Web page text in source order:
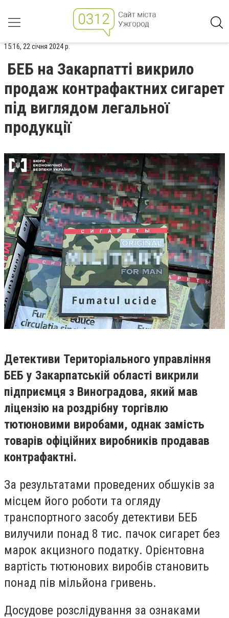
15:16, 22 січня 2024 р.
БЕБ на Закарпатті викрило
продаж контрафактних сигарет
під виглядом легальної
продукції
Детективи Територіального управління
БЕБ у Закарпатській області викрили
підприємця з Виноградова, який мав
ліцензію на роздрібну торгівлю
тютюновими виробами, однак замість
товарів офіційних виробників продавав
контрафактні.
За результатами проведених обшуків за
місцем його роботи та огляду
транспортного засобу детективи БЕБ
вилучили понад 8 тис. пачок сигарет без
марок акцизного податку. Орієнтовна
вартість тютюнових виробів становить
понад пів мільйона гривень.
Досудове розслідування за ознаками